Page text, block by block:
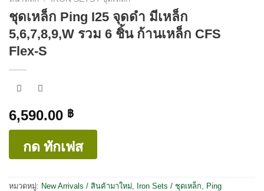
ชุดเหล็ก Ping I25 จุดดำ มีเหล็ก
5,6,7,8,9,W รวม 6 ชิ้น ก้านเหล็ก CFS
Flex-S
6,590.00 ฿
กด ทักเฟส
หมวดหมู่: New Arrivals / สินค้ามาใหม่ Iron Sets / ชุดเหล็ก Ping